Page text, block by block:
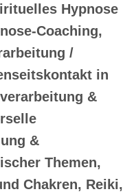
Hypnose
Coaching,
/
in
&
&
Themen,
Chakren, Reiki,